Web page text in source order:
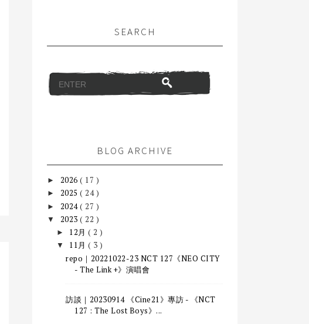
SEARCH
BLOG ARCHIVE
► 2026 ( 17 )
► 2025 ( 24 )
► 2024( 27 )
▼ 2023 ( 22 )
► 12月( 2 )
▼ 11月( 3 )
repo｜20221022-23 NCT 127《NEO CITY
- The Link +》演唱會
訪談｜20230914 《Cine21》專訪 - 《NCT
127 : The Lost Boys》...